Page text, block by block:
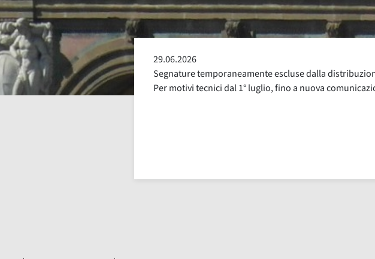
escluse dalla distribuzione.
fino a nuova comunicazione
25.06.2026
Segnature con distribuzione ridotta. Da venerdì 26
alcune segnature avranno orari di distribuzione ridotti